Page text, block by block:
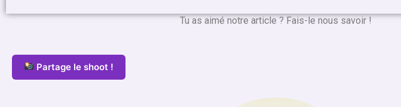
Tu as aimé notre article ? Fais-le nous savoir !
Partage le shoot !